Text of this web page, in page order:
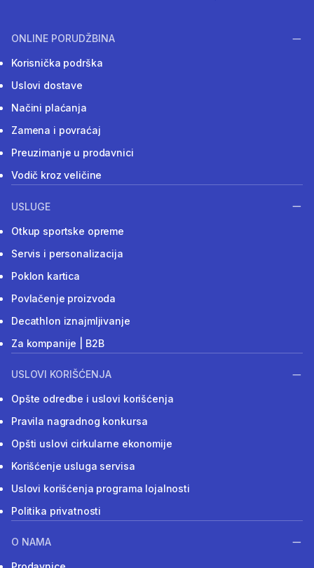
ONLINE PORUDŽBINA
Korisnička podrška
Uslovi dostave
Načini plaćanja
Zamena i povraćaj
Preuzimanje u prodavnici
Vodič kroz veličine
USLUGE
Otkup sportske opreme
Servis i personalizacija
Poklon kartica
Povlačenje proizvoda
Decathlon iznajmljivanje
Za kompanije | B2B
USLOVI KORIŠĆENJA
Opšte odredbe i uslovi korišćenja
Pravila nagradnog konkursa
Opšti uslovi cirkularne ekonomije
Korišćenje usluga servisa
Uslovi korišćenja programa lojalnosti
Politika privatnosti
O NAMA